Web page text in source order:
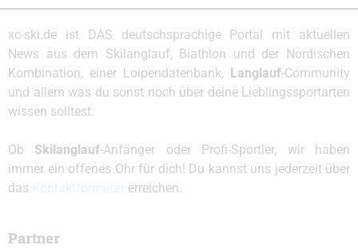
xc-ski.de ist DAS deutschsprachige Portal mit aktuellen
News aus dem Skilanglauf, Biathlon und der Nordischen
Kombination, einer Loipendatenbank,
Langlauf-Community
und allem was du sonst noch über deine Lieblingssportarten
wissen solltest.
Ob Skilanglauf-Anfänger oder Profi-Sportler, wir haben
immer ein offenes Ohr für dich! Du kannst uns jederzeit über
das
erreichen.
Partner